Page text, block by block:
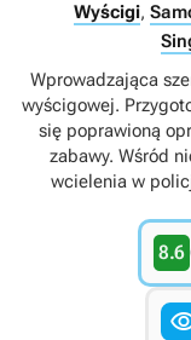
Wyścigi,
Wprowadzająca
wyścigowej.
się poprawioną
zabawy. Wśród
wcielenia w
8.6